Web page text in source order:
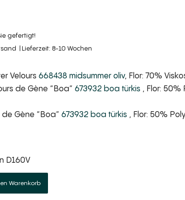
gefertigt!
Lieferzeit: 8-10 Wochen
Velours668438 midsummer oliv, Flor: 70%
de Gène “Boa”673932 boa türkis , Flor: 50%
de Gène “Boa”673932 boa türkis , Flor: 50%
D160V
Warenkorb